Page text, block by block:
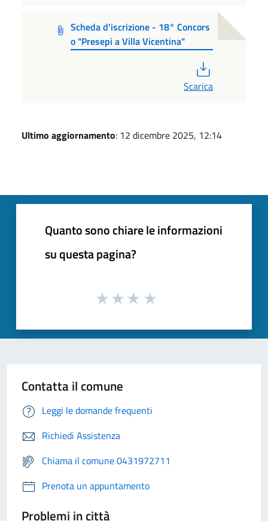
Scheda d'iscrizione - 18° Concors
o "Presepi a Villa Vicentina"
Scarica
Ultimo aggiornamento: 12 dicembre 2025, 12:14
Quanto sono chiare le informazioni
su questa pagina?
Contatta il comune
Leggi le domande frequenti
Richiedi Assistenza
Chiama il comune 0431972711
Prenota un appuntamento
Problemi in città